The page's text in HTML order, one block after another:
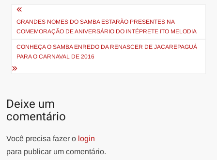
Navegação
de
Post
GRANDES NOMES DO SAMBA ESTARÃO PRESENTES NA
COMEMORAÇÃO DE ANIVERSÁRIO DO INTÉPRETE ITO MELODIA
CONHEÇA O SAMBA ENREDO DA RENASCER DE JACAREPAGUÁ
PARA O CARNAVAL DE 2016
Deixe um
comentário
Você precisa fazer o login
para publicar um comentário.